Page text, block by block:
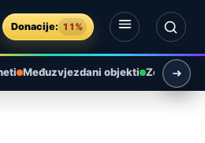
Donacije: 11%
Međuzvjezdani objekti Zemlja i